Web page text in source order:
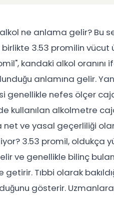
ne anlama gelir? Bu
3.53 promilin vücut
kandaki alkol
anlamına gelir.
genellikle nefes ölçer
kullanılan alkolmetre
ve yasal geçerliliği
3.53 promil, oldukça
ve genellikle bilinç
Tıbbi olarak
gösterir.